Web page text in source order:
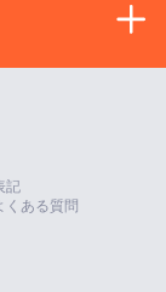
記
くある質問